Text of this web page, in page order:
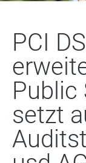
PCI
Public
setzt